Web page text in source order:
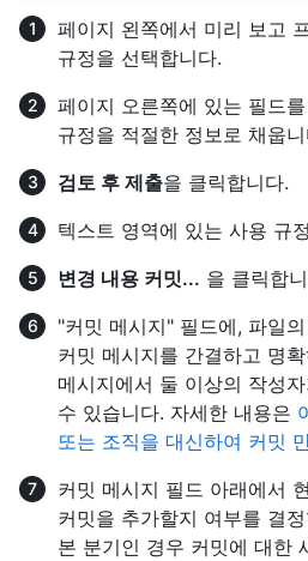
페이지 왼쪽에서 미리 보고
규정을 선택합니다.
페이지 오른쪽에 있는 필드
규정을 적절한 정보로 채웁
검토 후 제출을 클릭합니다.
텍스트 영역에 있는 사용 규
변경 내용 커밋... 을 클릭합
"커밋 메시지" 필드에, 파일
커밋 메시지를 간결하고 명
메시지에서 둘 이상의 작성
수 있습니다. 자세한 내용은
또는 조직을 대신하여 커밋
커밋 메시지 필드 아래에서
커밋을 추가할지 여부를 결
본 분기인 경우 커밋에 대한